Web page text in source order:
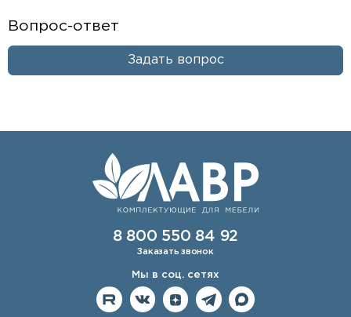
Вопрос-ответ
Задать вопрос
8 800 550 84 92
Заказать звонок
Мы в соц. сетях